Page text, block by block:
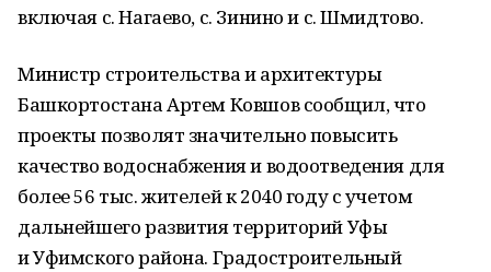
включая с. Нагаево, с. Зинино и с. Шмидтово.
Министр строительства и архитектуры
Башкортостана Артем Ковшов сообщил, что
проекты позволят значительно повысить
качество водоснабжения и водоотведения для
более 56 тыс. жителей к 2040 году с учетом
дальнейшего развития территорий Уфы
и Уфимского района. Градостроительный